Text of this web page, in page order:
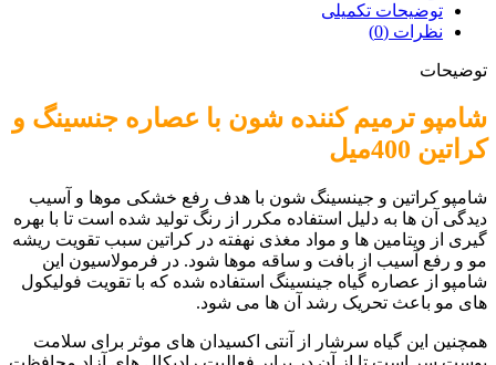
توضیحات تکمیلی
نظرات (0)
توضیحات
شامپو ترمیم کننده شون با عصاره جنسینگ و
کراتین 400میل
شامپو کراتین و جینسینگ شون با هدف رفع خشکی موها و آسیب
دیدگی آن ها به دلیل استفاده مکرر از رنگ تولید شده است تا با بهره
گیری از ویتامین ها و مواد مغذی نهفته در کراتین سبب تقویت ریشه
مو و رفع آسیب از بافت و ساقه موها شود. در فرمولاسیون این
شامپو از عصاره گیاه جینسینگ استفاده شده که با تقویت فولیکول
های مو باعث تحریک رشد آن ها می شود.
همچنین این گیاه سرشار از آنتی اکسیدان های موثر برای سلامت